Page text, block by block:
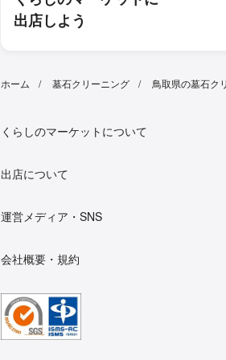
出店しよう
ホーム 墓石クリーニング 鳥取県の墓石ク
くらしのマーケットについて
出店について
運営メディア・SNS
会社概要・規約